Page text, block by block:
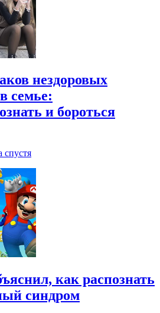
нездоровых
семье:
и бороться
спустя
как распознать
синдром